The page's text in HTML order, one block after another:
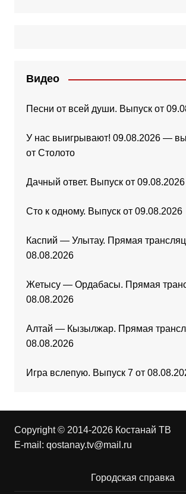
Видео
Песни от всей души. Выпуск от
У нас выигрывают! 09.08.2026 —
от Столото
Дачный ответ. Выпуск от 09.08.2026
Сто к одному. Выпуск от 09.08.2026
Каспий — Улытау. Прямая
08.08.2026
Жетысу — Ордабасы. Прямая
08.08.2026
Алтай — Кызылжар. Прямая
08.08.2026
Игра вслепую. Выпуск 7 от
Copyright © 2014-2026 Костанай ТВ
E-mail: qostanay.tv@mail.ru
Городская справка